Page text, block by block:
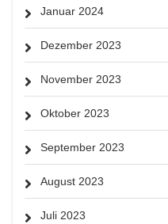
Januar 2024
Dezember 2023
November 2023
Oktober 2023
September 2023
August 2023
Juli 2023